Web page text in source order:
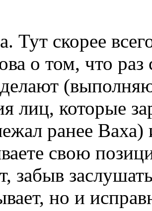
Тут скорее
о том, что раз
лиц, которые
ранее Ваха)
свою
забыв
но и